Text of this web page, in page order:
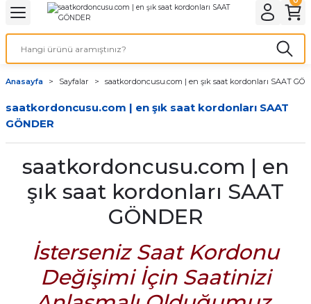
& ELEKTİRİK AYDINLATMA & ELEKTRİK
AYDINLATMA
ve Cihaz Pilleri
ÇEŞİTLERİ
Kordon Çeşitleri
Kordonları
saat kordonu
Kordonları
Anasayfa Sayfalar saatkordoncusu.com | en şık saat kordonları SAAT
saatkordoncusu.com | en şık saat kordonları SAAT
GÖNDER
saatkordoncusu.com | en
şık saat kordonları SAAT
GÖNDER
İsterseniz Saat Kordonu
Değişimi İçin Saatinizi